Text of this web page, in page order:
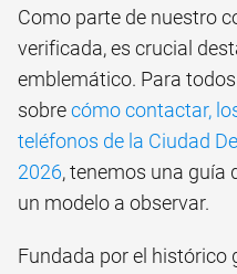
Como parte de nuestro
verificada, es crucial
emblemático. Para
sobrecómo contactar,
teléfonos de la Ciudad
2026, tenemos una guía
un modelo a observar.
Fundada por el histórico